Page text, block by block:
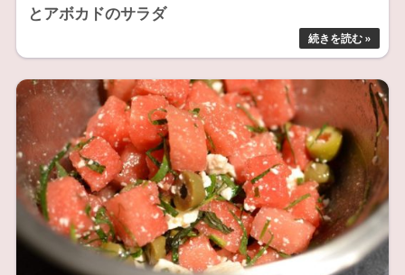
とアボカドのサラダ